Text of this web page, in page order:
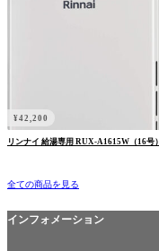
¥42,200
リンナイ 給湯専用 RUX-A1615W（16号）
全ての商品を見る
インフォメーション